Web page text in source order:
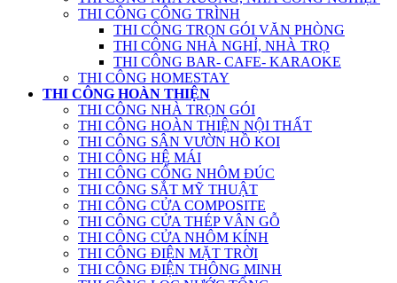
THI CÔNG CÔNG TRÌNH
THI CÔNG TRỌN GÓI VĂN PHÒNG
THI CÔNG NHÀ NGHỈ, NHÀ TRỌ
THI CÔNG BAR- CAFE- KARAOKE
THI CÔNG HOMESTAY
THI CÔNG HOÀN THIỆN
THI CÔNG NHÀ TRỌN GÓI
THI CÔNG HOÀN THIỆN NỘI THẤT
THI CÔNG SÂN VƯỜN HỒ KOI
THI CÔNG HỆ MÁI
THI CÔNG CỔNG NHÔM ĐÚC
THI CÔNG SẮT MỸ THUẬT
THI CÔNG CỬA COMPOSITE
THI CÔNG CỬA THÉP VÂN GỖ
THI CÔNG CỬA NHÔM KÍNH
THI CÔNG ĐIỆN MẶT TRỜI
THI CÔNG ĐIỆN THÔNG MINH